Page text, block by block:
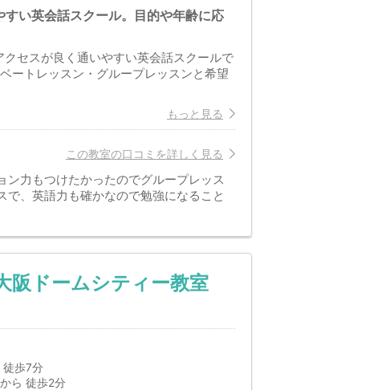
い英会話スクール。目的や年齢に応
セスが良く通いやすい英会話スクールで
ートレッスン・グループレッスンと希望
もっと見る
この教室の口コミを詳しく見る
ン力もつけたかったのでグループレッス
、英語力も確かなので勉強になること
阪ドームシティー教室
徒歩7分
ら 徒歩2分